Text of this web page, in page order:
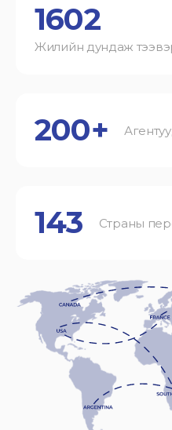
1602
Жилийн дундаж
200+
143 Страны